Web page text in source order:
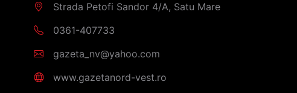
Strada Petofi Sandor 4/A, Satu Mare
0361-407733
gazeta_nv@yahoo.com
www.gazetanord-vest.ro